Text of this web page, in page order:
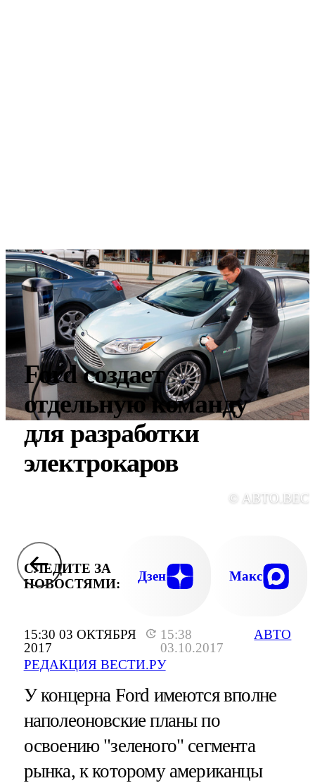
15:30 03 ОКТЯБРЯ
2017
15:38
03.10.2017
РЕДАКЦИЯ ВЕСТИ.РУ
АВТО
Ford создает
отдельную команду
для разработки
электрокаров
©
СЛЕДИТЕ ЗА
НОВОСТЯМИ:
Дзен Макс
У концерна Ford имеются вполне
наполеоновские планы по
освоению "зеленого" сегмента
рынка, к которому американцы